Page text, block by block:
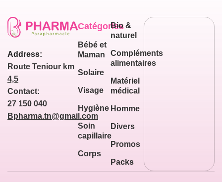
Address:
Route Teniour km
4,5
Contact:
27 150 040
Bpharma.tn@gmail.com
Catégories
Bébé et
Maman
Solaire
Visage
Hygiène
Soin
capillaire
Corps
Bio &
naturel
Compléments
alimentaires
Matériel
médical
Homme
Divers
Promos
Packs